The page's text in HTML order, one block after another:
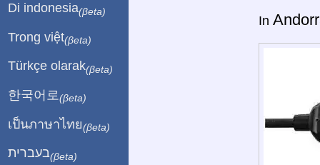
In
Di indonesia(βeta)
Trong việt(βeta)
Türkçe olarak(βeta)
한국어로 (βeta)
เป็นภาษาไทย(βeta)
בעברית(βeta)